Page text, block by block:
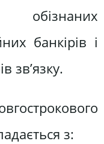
банкірів і
зв’язку.
з: